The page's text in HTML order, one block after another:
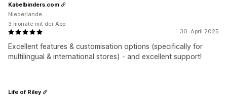
30. April 2025
Excellent features & customisation options (specifically for
multilingual & international stores) - and excellent support!
Kabelbinders.com
Niederlande
3 monate mit der App
Life of Riley